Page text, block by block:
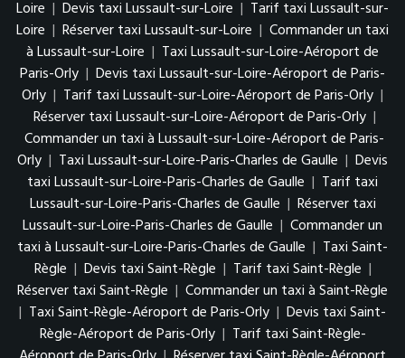
Loire | Devis taxi Lussault-sur-Loire | Tarif taxi Lussault-sur-
Loire | Réserver taxi Lussault-sur-Loire | Commander un taxi
à Lussault-sur-Loire | Taxi Lussault-sur-Loire-Aéroport de
Paris-Orly | Devis taxi Lussault-sur-Loire-Aéroport de Paris-
Orly | Tarif taxi Lussault-sur-Loire-Aéroport de Paris-Orly |
Réserver taxi Lussault-sur-Loire-Aéroport de Paris-Orly |
Commander un taxi à Lussault-sur-Loire-Aéroport de Paris-
Orly | Taxi Lussault-sur-Loire-Paris-Charles de Gaulle | Devis
taxi Lussault-sur-Loire-Paris-Charles de Gaulle | Tarif taxi
Lussault-sur-Loire-Paris-Charles de Gaulle | Réserver taxi
Lussault-sur-Loire-Paris-Charles de Gaulle | Commander un
taxi à Lussault-sur-Loire-Paris-Charles de Gaulle | Taxi Saint-
Règle | Devis taxi Saint-Règle | Tarif taxi Saint-Règle |
Réserver taxi Saint-Règle | Commander un taxi à Saint-Règle
| Taxi Saint-Règle-Aéroport de Paris-Orly | Devis taxi Saint-
Règle-Aéroport de Paris-Orly | Tarif taxi Saint-Règle-